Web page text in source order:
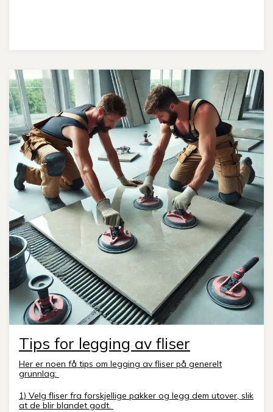
Tips for legging av fliser
Her er noen få tips om legging av fliser på generelt
grunnlag:
1) Velg fliser fra forskjellige pakker og legg dem utover, slik
at de blir blandet godt.